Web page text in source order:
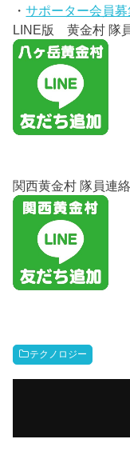
・サポーター会員募
LINE版 黄金村 隊
関西黄金村 隊員連
テクノロジー